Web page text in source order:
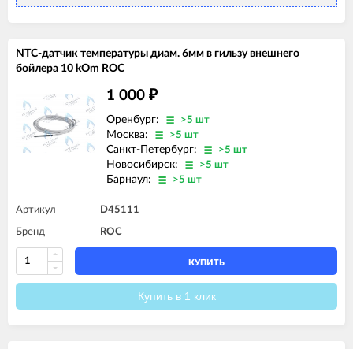
NTC-датчик температуры диам. 6мм в гильзу внешнего
бойлера 10 kOm ROC
1 000 ₽
Оренбург: >5 шт
Москва: >5 шт
Санкт-Петербург: >5 шт
Новосибирск: >5 шт
Барнаул: >5 шт
Артикул D45111
Бренд ROC
КУПИТЬ
Купить в 1 клик